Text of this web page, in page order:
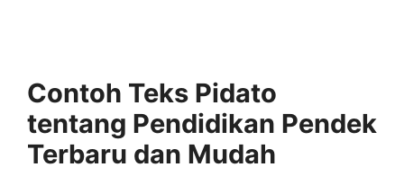
Contoh Teks Pidato
tentang Pendidikan Pendek
Terbaru dan Mudah